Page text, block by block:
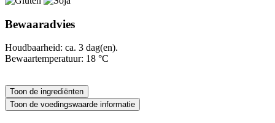
Bewaaradvies
Houdbaarheid: ca. 3 dag(en).
Bewaartemperatuur: 18 °C